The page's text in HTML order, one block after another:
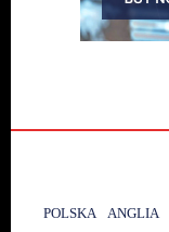
POLSKA ANGLIA